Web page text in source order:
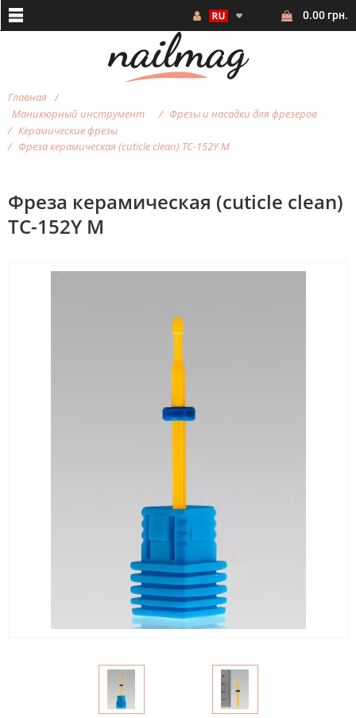
0.00 грн.
Главная
Маникюрный инструмент
Фрезы и насадки для фрезеров
Керамические фрезы
Фреза керамическая (cuticle clean) TC-152Y M
Фреза керамическая (cuticle clean)
TC-152Y M